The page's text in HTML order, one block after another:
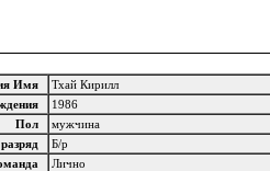
Имя
Тхай Кирилл
1986
Пол
мужчина
Б/р
Лично